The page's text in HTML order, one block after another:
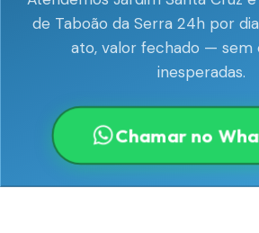
de Taboão da Serra 24h por
ato, valor fechado — sem
inesperadas.
Chamar no